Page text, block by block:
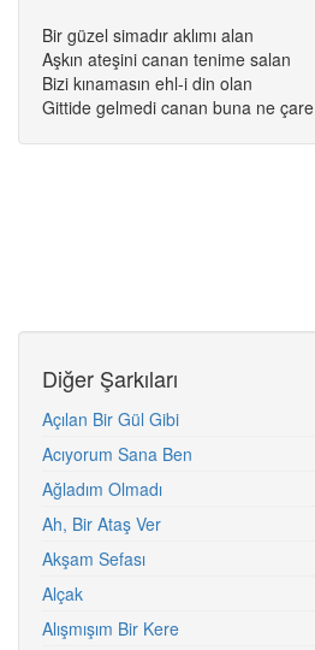
Bir güzel simadır aklımı alan
Aşkın ateşini canan tenime salan
Bizi kınamasın ehl-i din olan
Gittide gelmedi canan buna ne çare
Diğer Şarkıları
Açılan Bir Gül Gibi
Acıyorum Sana Ben
Ağladım Olmadı
Ah, Bir Ataş Ver
Akşam Sefası
Alçak
Alışmışım Bir Kere